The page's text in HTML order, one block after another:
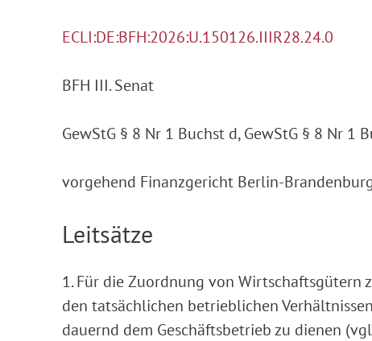
ECLI:DE:BFH:2026:U.150126.IIIR28.24.0
BFH III. Senat
GewStG § 8 Nr 1 Buchst d, GewStG § 8 Nr 1
vorgehend Finanzgericht Berlin-
Leitsätze
1. Für die Zuordnung von Wirtschaftsgütern
den tatsächlichen betrieblichen
dauernd dem Geschäftsbetrieb zu dienen